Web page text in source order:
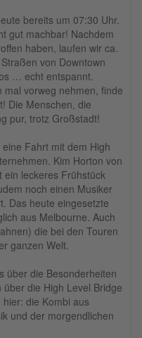
bereits um 07:30 Uhr.
gut machbar! Nachdem
haben, laufen wir ca.
von Downtown
… echt entspannt.
vorweg nehmen, finde
Die Menschen, die
pur, trotz Großstadt!
Fahrt mit dem High
Kim Horton von
ein leckeres Frühstück
noch einen Musiker
Das heute eingesetzte
aus Melbourne. Auch
die bei den Touren
ganzen Welt.
über die Besonderheiten
die High Level Bridge
die Kombi aus
und der morgendlichen